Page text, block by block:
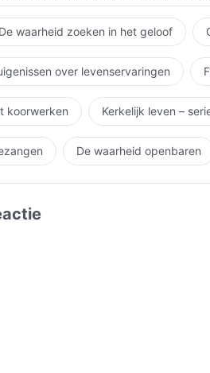
waarheid zoeken in het geloof
over levenservaringen
koorwerken Kerkelijk leven –
De waarheid openbaren